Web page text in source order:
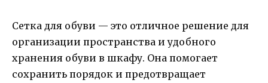
Сетка для обуви — это отличное решение для
организации пространства и удобного
хранения обуви в шкафу. Она помогает
сохранить порядок и предотвращает